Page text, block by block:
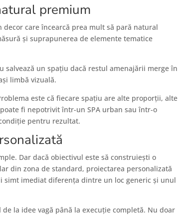
premium
care încearcă prea mult să pară natural
și suprapunerea de elemente tematice
salvează un spațiu dacă restul amenajării merge în
limbă vizuală.
este că fiecare spațiu are alte proporții, alte
fi nepotrivit într-un SPA urban sau într-o
pentru rezultat.
Dar dacă obiectivul este să construiești o
din zona de standard, proiectarea personalizată
simt imediat diferența dintre un loc generic și unul
la idee vagă până la execuție completă. Nu doar